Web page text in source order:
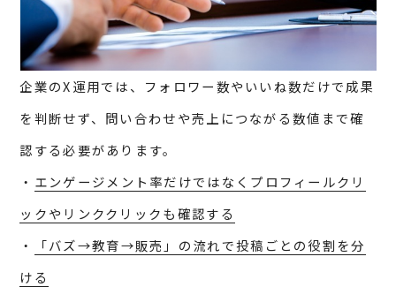
企業のX運用では、フォロワー数やいいね数だけで成果
を判断せず、問い合わせや売上につながる数値まで確
認する必要があります。
・ エンゲージメント率だけではなくプロフィールクリ
ックやリンククリックも確認する
・
「バズ→教育→販売」の流れで投稿ごとの役割を分
ける